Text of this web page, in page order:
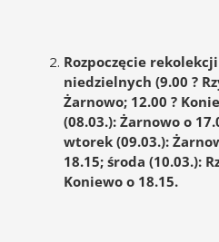
Rozpoczęcie
niedzielnych (9.00 ?
Żarnowo; 12.00 ?
(08.03.): Żarnowo o
wtorek (09.03.):
18.15; środa (10.03.):
Koniewo o 18.15.